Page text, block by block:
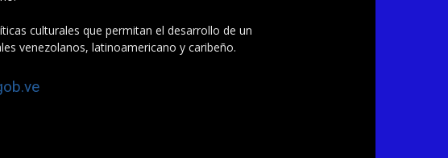
culturales que permitan el desarrollo de un
venezolanos, latinoamericano y caribeño.